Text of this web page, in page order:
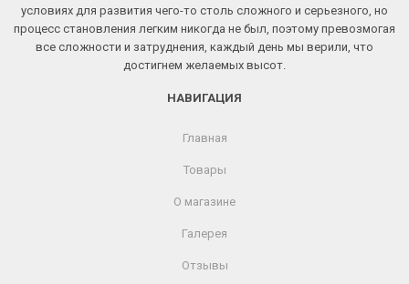
условиях для развития чего-то столь сложного и серьезного, но
процесс становления легким никогда не был, поэтому превозмогая
все сложности и затруднения, каждый день мы верили, что
достигнем желаемых высот.
НАВИГАЦИЯ
Главная
Товары
О магазине
Галерея
Отзывы